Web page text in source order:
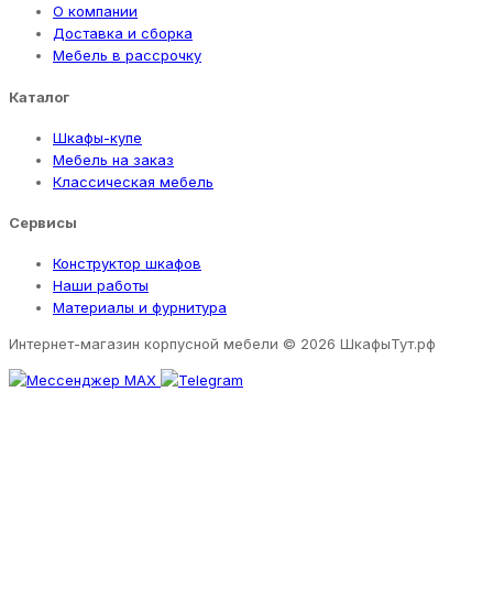
О компании
Доставка и сборка
Мебель в рассрочку
Каталог
Шкафы-купе
Мебель на заказ
Классическая мебель
Сервисы
Конструктор шкафов
Наши работы
Материалы и фурнитура
Интернет-магазин корпусной мебели © 2026 ШкафыТут.рф